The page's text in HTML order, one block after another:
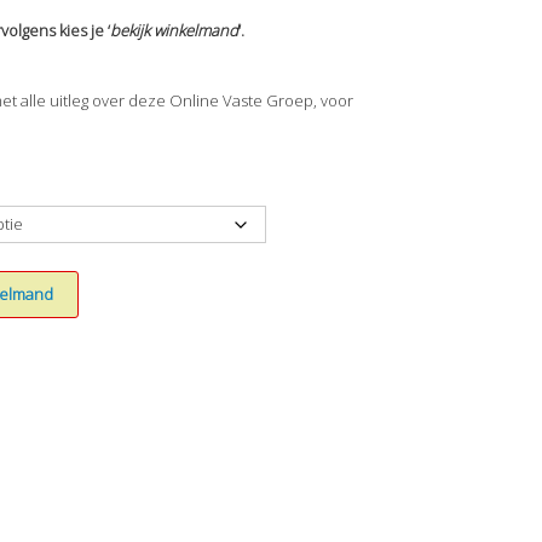
kies je ‘bekijk winkelmand‘.
alle uitleg over deze Online Vaste Groep, voor